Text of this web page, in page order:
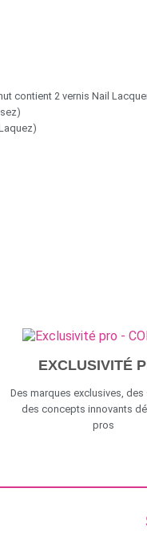
contient 2 vernis Nail
EXCLUSIVITÉ
Des marques exclusives, des
des concepts innovants
pros